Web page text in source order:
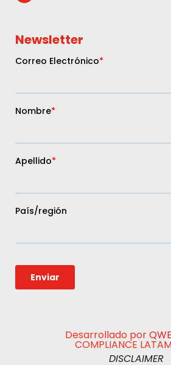
Newsletter
Desarrollado por
COMPLIANCE
DISCLAIMER